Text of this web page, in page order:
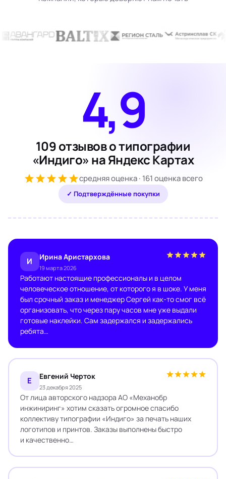
4,9
109 отзывов о типографии
«Индиго» на Яндекс Картах
средняя оценка · 161 оценка всего
✓ Подтверждённые покупки
И Ирина Аристархова
19 марта 2026
Работают настоящие профессионалы и в целом
человеческое отношение, от которого я в шоке. У меня
был срочный заказ и менеджер Сергей как-то смог всё
организовать, что через пару часов мне уже выдали
готовые наклейки. Сам задержался и задержались
ребята…
Е Евгений Черток
23 декабря 2025
От лица авторского надзора АО «Механобр
инжиниринг» хотим сказать огромное спасибо
коллективу типографии «Индиго» за печать наших
логотипов и принтов. Заказы выполнены быстро
и качественно…